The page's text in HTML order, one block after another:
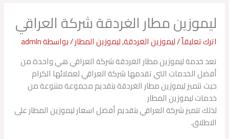
ليموزين مطار الغردقة شركة العراقي
اترك تعليقاً/ليموزين الغردقة,ليموزين المطار/ بواسطةadmln
تعد خدمة ليموزين مطار الغردقة شركة العراقيهي واحدة من
أفضل الخدمات التي تقدمها شركة العراقي لعملائها الكرام
حيث تتميز ليموزين مطار الغردقة بتقديم مجموعة متنوعة من
خدمات ليموزين المطار
لذلك تتميز شركة العراقي بتقديم أفضل اسعار ليموزين المطار على
الاطلاق.